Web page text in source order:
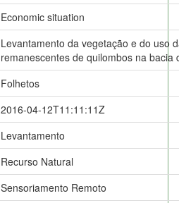
Economic situation
Levantamento da vegetação e do uso
remanescentes de quilombos na bacia
Folhetos
2016-04-12T11:11:11Z
Levantamento
Recurso Natural
Sensoriamento Remoto